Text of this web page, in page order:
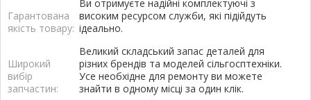
Гарантована
якість товару:
Ви отримуєте надійні комплектуючі з
високим ресурсом служби, які підійдуть
ідеально.
Широкий
вибір
запчастин:
Великий складський запас деталей для
різних брендів та моделей сільгосптехніки.
Усе необхідне для ремонту ви можете
знайти в одному місці за один клік.